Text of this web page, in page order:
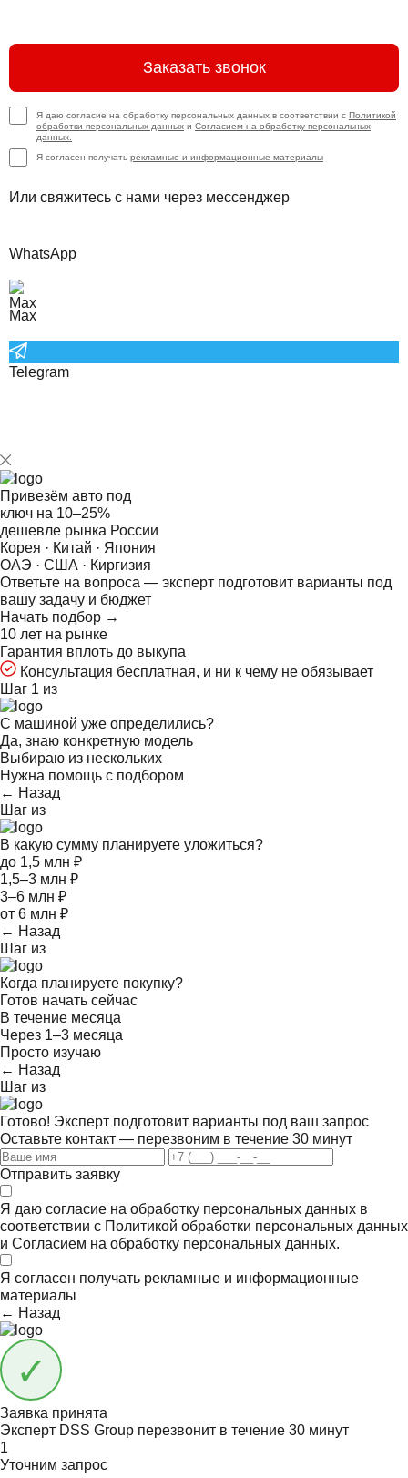
Заказать звонок
Я даю согласие на обработку персональных данных в соответствии с Политикой
обработки персональных данных и Согласием на обработку персональных
данных.
Я согласен получать рекламные и информационные материалы
Или свяжитесь с нами через мессенджер
WhatsApp
Max
Telegram
Привезём авто под
ключ на 10–25%
дешевле рынка России
Корея · Китай · Япония
ОАЭ · США · Киргизия
Ответьте на вопроса — эксперт подготовит варианты под
вашу задачу и бюджет
Начать подбор →
10 лет на рынке
Гарантия вплоть до выкупа
Консультация бесплатная, и ни к чему не обязывает
Шаг 1 из
С машиной уже определились?
Да, знаю конкретную модель
Выбираю из нескольких
Нужна помощь с подбором
← Назад
Шаг из
В какую сумму планируете уложиться?
до 1,5 млн ₽
1,5–3 млн ₽
3–6 млн ₽
от 6 млн ₽
← Назад
Шаг из
Когда планируете покупку?
Готов начать сейчас
В течение месяца
Через 1–3 месяца
Просто изучаю
← Назад
Шаг из
Готово! Эксперт подготовит варианты под ваш запрос
Оставьте контакт — перезвоним в течение 30 минут
Отправить заявку
Я даю согласие на обработку персональных данных в
соответствии с Политикой обработки персональных данных
и Согласием на обработку персональных данных.
Я согласен получать рекламные и информационные
материалы
← Назад
Заявка принята
Эксперт DSS Group перезвонит в течение 30 минут
1
Уточним запрос